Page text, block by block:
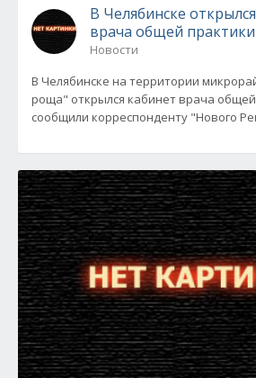
В Челябинске
врача общей практики
Новости
В Челябинске на территории
роща" открылся кабинет врача
сообщили корреспонденту "Нового